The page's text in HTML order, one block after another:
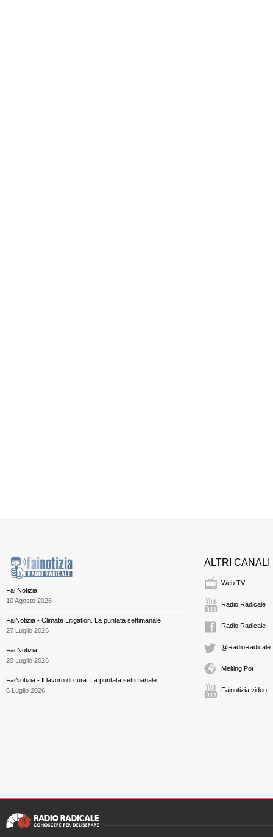
Fai Notizia
10 Agosto 2026
FaiNotizia - Climate Litigation. La puntata settimanale
27 Luglio 2026
Fai Notizia
20 Luglio 2026
FaiNotizia - Il lavoro di cura. La puntata settimanale
6 Luglio 2026
ALTRI CANALI
Web TV
Radio Radicale
Radio Radicale
@RadioRadicale
Melting Pot
Fainotizia video